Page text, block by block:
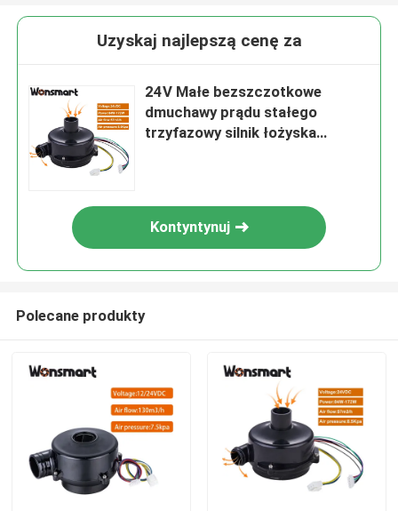
Uzyskaj najlepszą cenę za
24V Małe bezszczotkowe
dmuchawy prądu stałego
trzyfazowy silnik łożyska
Kontyntynuj
Polecane produkty